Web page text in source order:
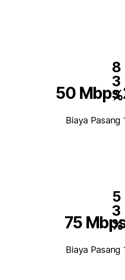
8
3
%
50
Biaya Pasang
5
3
%
75
Biaya Pasang